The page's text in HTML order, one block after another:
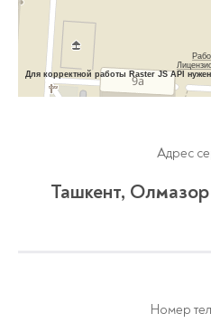
Для корректной работы Raster JS API
Адрес
Ташкент,
Номер